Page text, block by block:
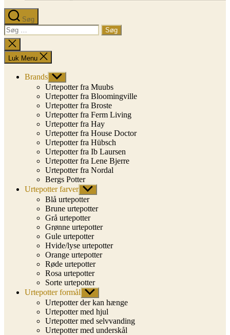
Søg
Søg
efter:
Luk
søgning
Luk Menu
Brands Vis
undermenu
Urtepotter fra Muubs
Urtepotter fra Bloomingville
Urtepotter fra Broste
Urtepotter fra Ferm Living
Urtepotter fra Hay
Urtepotter fra House Doctor
Urtepotter fra Hübsch
Urtepotter fra Ib Laursen
Urtepotter fra Lene Bjerre
Urtepotter fra Nordal
Bergs Potter
Urtepotter farver Vis
undermenu
Blå urtepotter
Brune urtepotter
Grå urtepotter
Grønne urtepotter
Gule urtepotter
Hvide/lyse urtepotter
Orange urtepotter
Røde urtepotter
Rosa urtepotter
Sorte urtepotter
Urtepotter formål Vis
undermenu
Urtepotter der kan hænge
Urtepotter med hjul
Urtepotter med selvvanding
Urtepotter med underskål